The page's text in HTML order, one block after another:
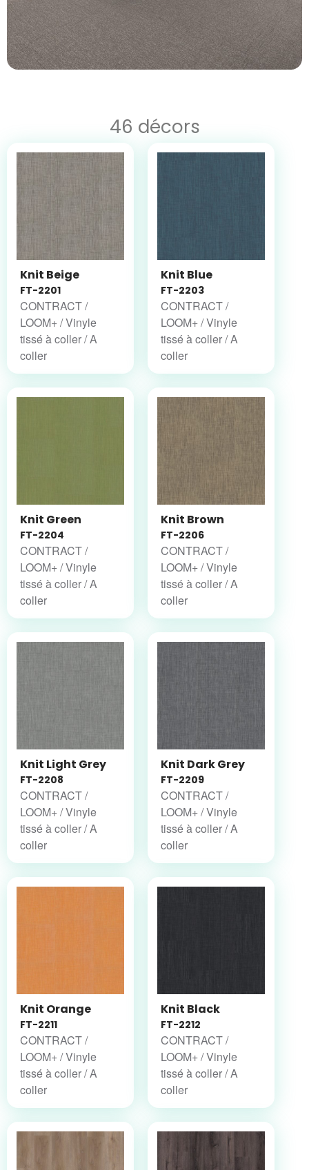
46 décors
Knit Beige
FT-2201
CONTRACT /
LOOM+ / Vinyle
tissé à coller / A
coller
Knit Blue
FT-2203
CONTRACT /
LOOM+ / Vinyle
tissé à coller / A
coller
Knit Green
FT-2204
CONTRACT /
LOOM+ / Vinyle
tissé à coller / A
coller
Knit Brown
FT-2206
CONTRACT /
LOOM+ / Vinyle
tissé à coller / A
coller
Knit Light Grey
FT-2208
CONTRACT /
LOOM+ / Vinyle
tissé à coller / A
coller
Knit Dark Grey
FT-2209
CONTRACT /
LOOM+ / Vinyle
tissé à coller / A
coller
Knit Orange
FT-2211
CONTRACT /
LOOM+ / Vinyle
tissé à coller / A
coller
Knit Black
FT-2212
CONTRACT /
LOOM+ / Vinyle
tissé à coller / A
coller